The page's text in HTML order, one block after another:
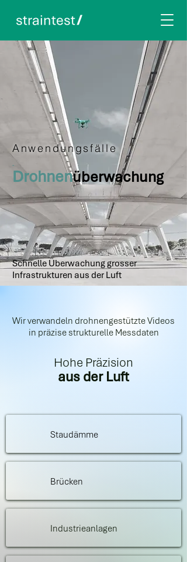
Anwendungsfälle
-
Drohnenüberwachung
Schnelle Überwachung grosser
Infrastrukturen aus der Luft
Wir verwandeln drohnengestützte Videos
in präzise strukturelle Messdaten
Hohe Präzision
aus der Luft
Staudämme
Brücken
Industrieanlagen